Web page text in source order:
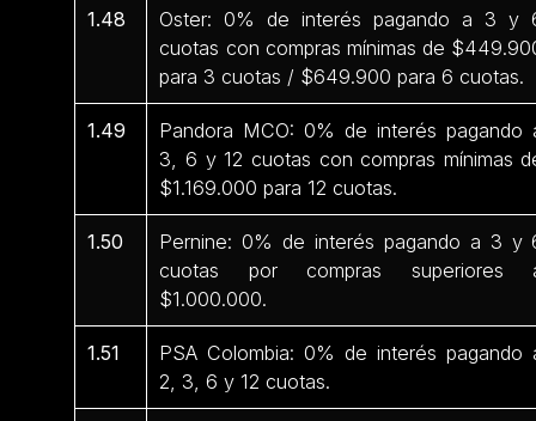
1.48
Oster: 0% de interés pagando a 3 y
cuotas con compras mínimas de
para 3 cuotas / $649.900 para 6 cuotas.
1.49
Pandora MCO: 0% de interés pagando
3, 6 y 12 cuotas con compras mínimas
$1.169.000 para 12 cuotas.
1.50
Pernine: 0% de interés pagando a 3 y
cuotas por compras superiores
$1.000.000.
1.51
PSA Colombia: 0% de interés pagando
2, 3, 6 y 12 cuotas.